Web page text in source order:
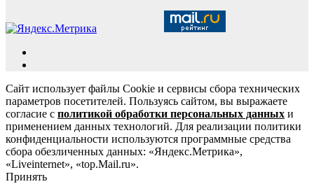
Сайт использует файлы Cookie и сервисы сбора технических
параметров посетителей. Пользуясь сайтом, вы выражаете
согласие с политикой обработки персональных данных и
применением данных технологий. Для реализации политики
конфиденциальности используются программные средства
сбора обезличенных данных: «Яндекс.Метрика»,
«Liveinternet», «top.Mail.ru».
Принять